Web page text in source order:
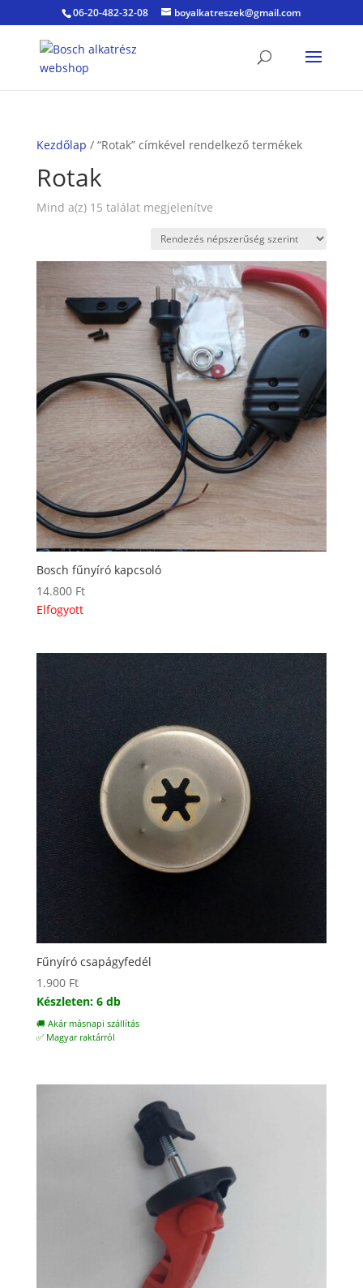
06-20-482-32-08 boyalkatreszek@gmail.com
Kezdőlap / “Rotak” címkével rendelkező termékek
Rotak
Mind a(z) 15 találat megjelenítveSorted
popularity
Bosch fűnyíró kapcsoló
14.800 Ft
Elfogyott
Fűnyíró csapágyfedél
1.900 Ft
Készleten: 6 db
🚚 Akár másnapi szállítás
✅ Magyar raktárról